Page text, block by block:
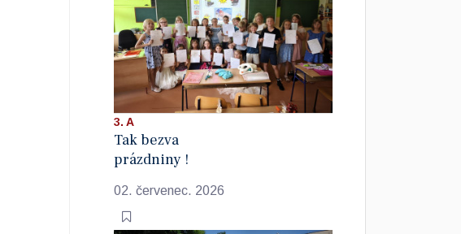
3. A
Tak bezva
prázdniny !
02. červenec. 2026